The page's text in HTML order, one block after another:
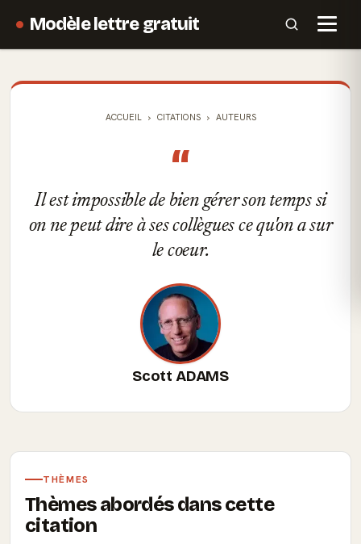
Modèle lettre gratuit
ACCUEIL CITATIONS AUTEURS
“
Il est impossible de bien gérer son temps si
on ne peut dire à ses collègues ce qu'on a sur
le coeur.
Scott ADAMS
THÈMES
Thèmes abordés dans cette
citation